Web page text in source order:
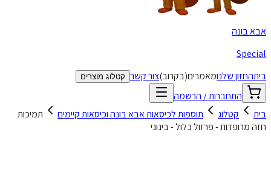
בונה
החזון שלנומאמרים(בקרוב)צור קשר קטלוג מוצרים
התחברות / הרשמה
קטלוג תוספות לכיסאות אבא בונה וכיסאות קיימים
תמיכות
מרופדות - פרזול כלול - בינוני